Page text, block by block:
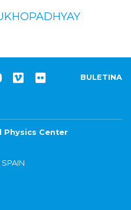
BULETINA
Physics Center